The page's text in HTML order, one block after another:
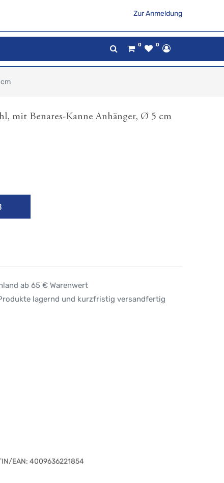
Zur Anmeldung
0 0
mit Benares-Kanne Anhänger, Ø 5 cm
ab 65 € Warenwert
lagernd und kurzfristig versandfertig
EAN: 4009636221854